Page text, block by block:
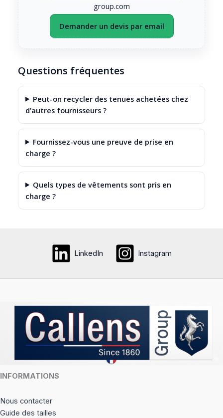
group.com
Demander un devis par email
Questions fréquentes
Peut-on recycler des tenues achetées chez
d’autres fournisseurs ?
Fournissez-vous une preuve de prise en
charge ?
Quels types de vêtements sont pris en
charge ?
LinkedIn Instagram
INFORMATIONS
Nous contacter
Guide des tailles